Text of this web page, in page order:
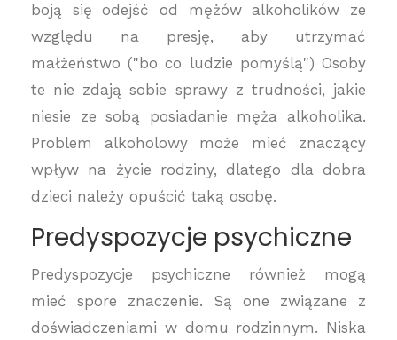
boją się odejść od mężów alkoholików ze
względu na presję, aby utrzymać
małżeństwo ("bo co ludzie pomyślą") Osoby
te nie zdają sobie sprawy z trudności, jakie
niesie ze sobą posiadanie męża alkoholika.
Problem alkoholowy może mieć znaczący
wpływ na życie rodziny, dlatego dla dobra
dzieci należy opuścić taką osobę.
Predyspozycje psychiczne
Predyspozycje psychiczne również mogą
mieć spore znaczenie. Są one związane z
doświadczeniami w domu rodzinnym. Niska